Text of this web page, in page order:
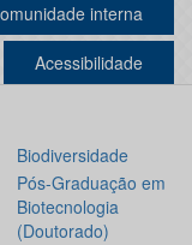
interna
Acessibilidade
Biodiversidade
Pós-Graduação em
Biotecnologia
(Doutorado)